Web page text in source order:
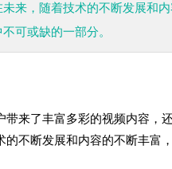
来，随着技术的不断发展和
可或缺的一部分。
带来了丰富多彩的视频内容
不断发展和内容的不断丰富